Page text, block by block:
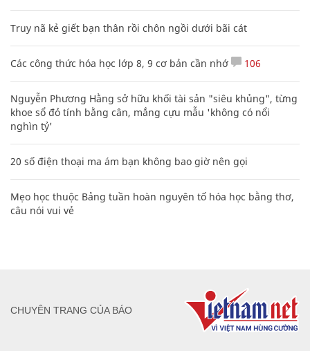
Truy nã kẻ giết bạn thân rồi chôn ngồi dưới bãi cát
Các công thức hóa học lớp 8, 9 cơ bản cần nhớ 106
Nguyễn Phương Hằng sở hữu khối tài sản "siêu khủng", từng
khoe sổ đỏ tính bằng cân, mắng cựu mẫu 'không có nổi
nghìn tỷ'
20 số điện thoại ma ám bạn không bao giờ nên gọi
Mẹo học thuộc Bảng tuần hoàn nguyên tố hóa học bằng thơ,
câu nói vui vẻ
CHUYÊN TRANG CỦA BÁO